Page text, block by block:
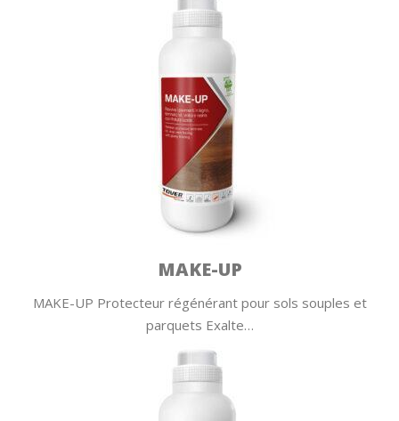
MAKE-UP
MAKE-UP Protecteur régénérant pour sols souples et
parquets Exalte…